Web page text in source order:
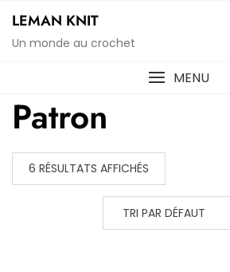
content
LEMAN KNIT
Un monde au crochet
MENU
Patron
6 RÉSULTATS AFFICHÉS